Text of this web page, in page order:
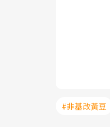
#非基改黃豆